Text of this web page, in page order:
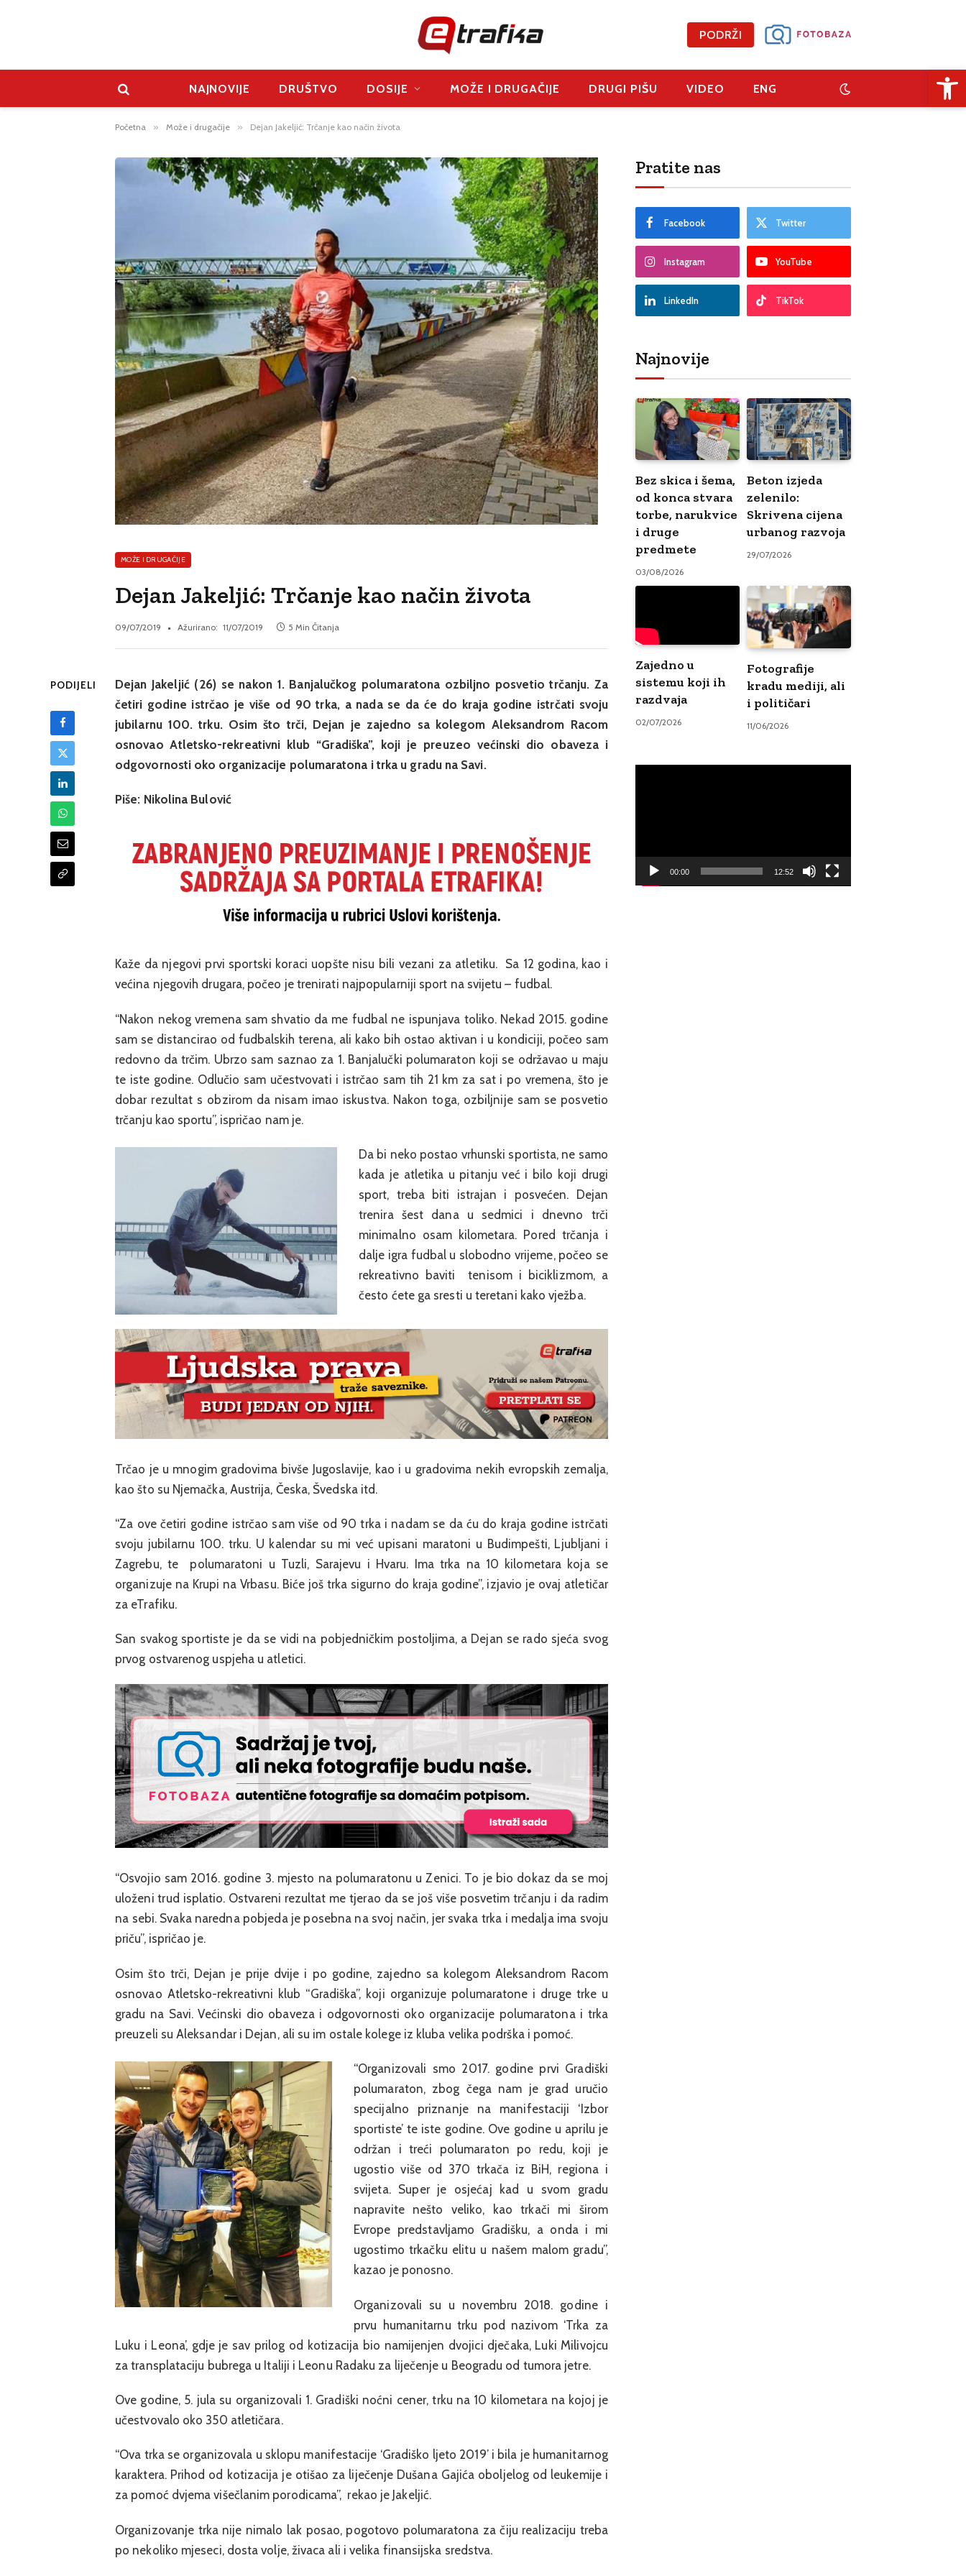
PODRŽI
NAJNOVIJE DRUŠTVO DOSIJE MOŽE I DRUGAČIJE DRUGI PIŠU VIDEO ENG
Početna » Može i drugačije » Dejan Jakeljić: Trčanje kao način života
MOŽE I DRUGAČIJE
Dejan Jakeljić: Trčanje kao način života
09/07/2019 Ažurirano: 11/07/2019 5 Min Čitanja
PODIJELI
Dejan Jakeljić (26) se nakon 1. Banjalučkog polumaratona ozbiljno posvetio trčanju. Za
četiri godine istrčao je više od 90 trka, a nada se da će do kraja godine istrčati svoju
jubilarnu 100. trku. Osim što trči, Dejan je zajedno sa kolegom Aleksandrom Racom
osnovao Atletsko-rekreativni klub “Gradiška”, koji je preuzeo većinski dio obaveza i
odgovornosti oko organizacije polumaratona i trka u gradu na Savi.
Piše: Nikolina Bulović
Kaže da njegovi prvi sportski koraci uopšte nisu bili vezani za atletiku. Sa 12 godina, kao i
većina njegovih drugara, počeo je trenirati najpopularniji sport na svijetu – fudbal.
“Nakon nekog vremena sam shvatio da me fudbal ne ispunjava toliko. Nekad 2015. godine
sam se distancirao od fudbalskih terena, ali kako bih ostao aktivan i u kondiciji, počeo sam
redovno da trčim. Ubrzo sam saznao za 1. Banjalučki polumaraton koji se održavao u maju
te iste godine. Odlučio sam učestvovati i istrčao sam tih 21 km za sat i po vremena, što je
dobar rezultat s obzirom da nisam imao iskustva. Nakon toga, ozbiljnije sam se posvetio
trčanju kao sportu”, ispričao nam je.
Da bi neko postao vrhunski sportista, ne samo
kada je atletika u pitanju već i bilo koji drugi
sport, treba biti istrajan i posvećen. Dejan
trenira šest dana u sedmici i dnevno trči
minimalno osam kilometara. Pored trčanja i
dalje igra fudbal u slobodno vrijeme, počeo se
rekreativno baviti tenisom i biciklizmom, a
često ćete ga sresti u teretani kako vježba.
Trčao je u mnogim gradovima bivše Jugoslavije, kao i u gradovima nekih evropskih zemalja,
kao što su Njemačka, Austrija, Česka, Švedska itd.
“Za ove četiri godine istrčao sam više od 90 trka i nadam se da ću do kraja godine istrčati
svoju jubilarnu 100. trku. U kalendar su mi već upisani maratoni u Budimpešti, Ljubljani i
Zagrebu, te polumaratoni u Tuzli, Sarajevu i Hvaru. Ima trka na 10 kilometara koja se
organizuje na Krupi na Vrbasu. Biće još trka sigurno do kraja godine”, izjavio je ovaj atletičar
za eTrafiku.
San svakog sportiste je da se vidi na pobjedničkim postoljima, a Dejan se rado sjeća svog
prvog ostvarenog uspjeha u atletici.
“Osvojio sam 2016. godine 3. mjesto na polumaratonu u Zenici. To je bio dokaz da se moj
uloženi trud isplatio. Ostvareni rezultat me tjerao da se još više posvetim trčanju i da radim
na sebi. Svaka naredna pobjeda je posebna na svoj način, jer svaka trka i medalja ima svoju
priču”, ispričao je.
Osim što trči, Dejan je prije dvije i po godine, zajedno sa kolegom Aleksandrom Racom
osnovao Atletsko-rekreativni klub “Gradiška”, koji organizuje polumaratone i druge trke u
gradu na Savi. Većinski dio obaveza i odgovornosti oko organizacije polumaratona i trka
preuzeli su Aleksandar i Dejan, ali su im ostale kolege iz kluba velika podrška i pomoć.
“Organizovali smo 2017. godine prvi Gradiški
polumaraton, zbog čega nam je grad uručio
specijalno priznanje na manifestaciji ‘Izbor
sportiste’ te iste godine. Ove godine u aprilu je
održan i treći polumaraton po redu, koji je
ugostio više od 370 trkača iz BiH, regiona i
svijeta. Super je osjećaj kad u svom gradu
napravite nešto veliko, kao trkači mi širom
Evrope predstavljamo Gradišku, a onda i mi
ugostimo trkačku elitu u našem malom gradu”,
kazao je ponosno.
Organizovali su u novembru 2018. godine i
prvu humanitarnu trku pod nazivom ‘Trka za
Luku i Leona’, gdje je sav prilog od kotizacija bio namijenjen dvojici dječaka, Luki Milivojcu
za transplataciju bubrega u Italiji i Leonu Radaku za liječenje u Beogradu od tumora jetre.
Ove godine, 5. jula su organizovali 1. Gradiški noćni cener, trku na 10 kilometara na kojoj je
učestvovalo oko 350 atletičara.
“Ova trka se organizovala u sklopu manifestacije ‘Gradiško ljeto 2019’ i bila je humanitarnog
karaktera. Prihod od kotizacija je otišao za liječenje Dušana Gajića oboljelog od leukemije i
za pomoć dvjema višečlanim porodicama”, rekao je Jakeljić.
Organizovanje trka nije nimalo lak posao, pogotovo polumaratona za čiju realizaciju treba
po nekoliko mjeseci, dosta volje, živaca ali i velika finansijska sredstva.
Pratite nas
Facebook Twitter
Instagram YouTube
LinkedIn TikTok
Najnovije
Bez skica i šema,
od konca stvara
torbe, narukvice
i druge
predmete
03/08/2026
Beton izjeda
zelenilo:
Skrivena cijena
urbanog razvoja
29/07/2026
Zajedno u
sistemu koji ih
razdvaja
02/07/2026
Fotografije
kradu mediji, ali
i političari
11/06/2026
00:00 12:52